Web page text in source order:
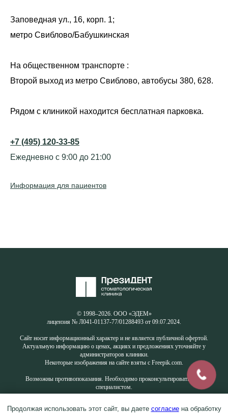
Заповедная ул., 16, корп. 1;
метро Свиблово/Бабушкинская
На общественном транспорте :
Второй выход из метро Свиблово, автобусы 380, 628.
Рядом с клиникой находится бесплатная парковка.
+7 (495) 120-33-85
Ежедневно с 9:00 до 21:00
Информация для пациентов
Продолжая использовать этот сайт, вы даете согласиена обработку
© 1998–2026. ООО «ЭДЕМ»
лицензия № Л041-01137-77/01288493 от 09.07.2024.
Сайт носит информационный характер и не является публичной офертой.
Актуальную информацию о ценах, акциях и предложениях уточняйте у
администраторов клиники.
Некоторые изображения на сайте взяты с Freepik.com.
Возможны противопоказания. Необходимо проконсультироваться со
специалистом.